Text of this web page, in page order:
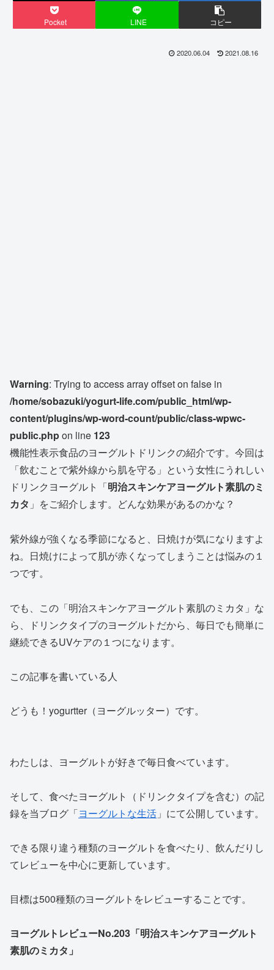
Pocket LINE コピー
2020.06.04 2021.08.16
Warning: Trying to access array offset on false in
/home/sobazuki/yogurt-life.com/public_html/wp-
content/plugins/wp-word-count/public/class-wpwc-
public.phpon line 123
機能性表示食品のヨーグルトドリンクの紹介です。今回は
「飲むことで紫外線から肌を守る 」という女性にうれしい
ドリンクヨーグルト「明治スキンケアヨーグルト素肌のミ
カタ 」をご紹介します。どんな効果があるのかな？
紫外線が強くなる季節になると、日焼けが気になりますよ
ね。日焼けによって肌が赤くなってしまうことは悩みの１
つです。
でも、この「明治スキンケアヨーグルト素肌のミカタ」な
ら、ドリンクタイプのヨーグルトだから、毎日でも簡単に
継続できるUVケアの１つになります。
この記事を書いている人
どうも！yogurtter（ヨーグルッター）です。
わたしは、ヨーグルトが好きで毎日食べています。
そして、食べたヨーグルト（ドリンクタイプを含む）の記
録を当ブログ「ヨーグルトな生活 」にて公開しています。
できる限り違う種類のヨーグルトを食べたり、飲んだりし
てレビューを中心に更新しています。
目標は500種類のヨーグルトをレビューすることです。
ヨーグルトレビューNo.203「明治スキンケアヨーグルト
素肌のミカタ」